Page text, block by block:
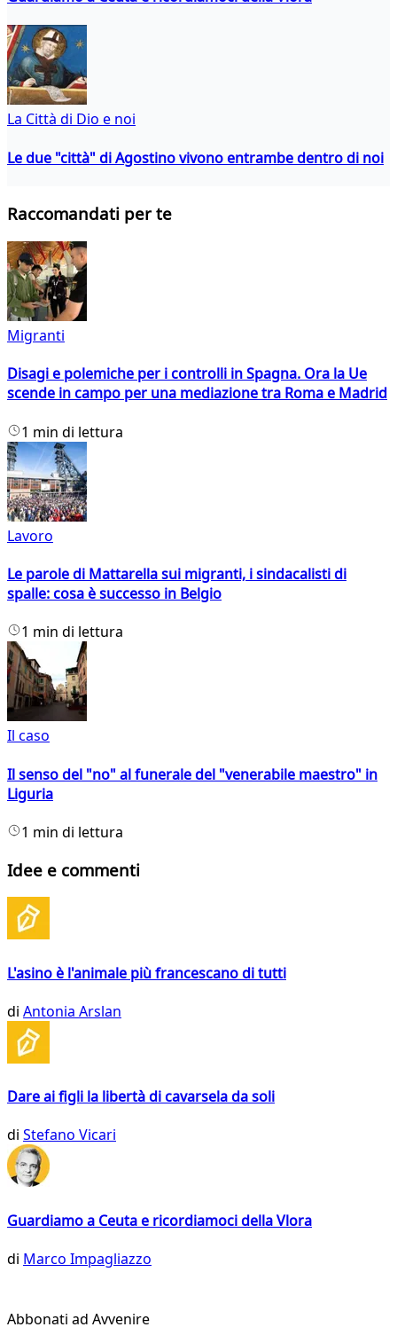
La Città di Dio e noi
Le due "città" di Agostino vivono entrambe dentro di noi
Raccomandati per te
Migranti
Disagi e polemiche per i controlli in Spagna. Ora la Ue
scende in campo per una mediazione tra Roma e Madrid
1 min di lettura
Lavoro
Le parole di Mattarella sui migranti, i sindacalisti di
spalle: cosa è successo in Belgio
1 min di lettura
Il caso
Il senso del "no" al funerale del "venerabile maestro" in
Liguria
1 min di lettura
Idee e commenti
L'asino è l'animale più francescano di tutti
di Antonia Arslan
Dare ai figli la libertà di cavarsela da soli
di Stefano Vicari
Guardiamo a Ceuta e ricordiamoci della Vlora
di Marco Impagliazzo
Abbonati ad Avvenire